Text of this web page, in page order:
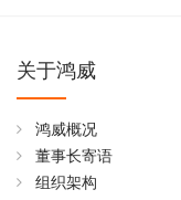
关于鸿威
鸿威概况
董事长寄语
组织架构